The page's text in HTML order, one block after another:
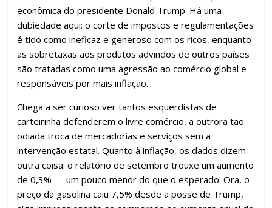
econômica do presidente Donald Trump. Há uma
dubiedade aqui: o corte de impostos e regulamentações
é tido como ineficaz e generoso com os ricos, enquanto
as sobretaxas aos produtos advindos de outros países
são tratadas como uma agressão ao comércio global e
responsáveis por mais inflação.
Chega a ser curioso ver tantos esquerdistas de
carteirinha defenderem o livre comércio, a outrora tão
odiada troca de mercadorias e serviços sem a
intervenção estatal. Quanto à inflação, os dados dizem
outra coisa: o relatório de setembro trouxe um aumento
de 0,3% — um pouco menor do que o esperado. Ora, o
preço da gasolina caiu 7,5% desde a posse de Trump,